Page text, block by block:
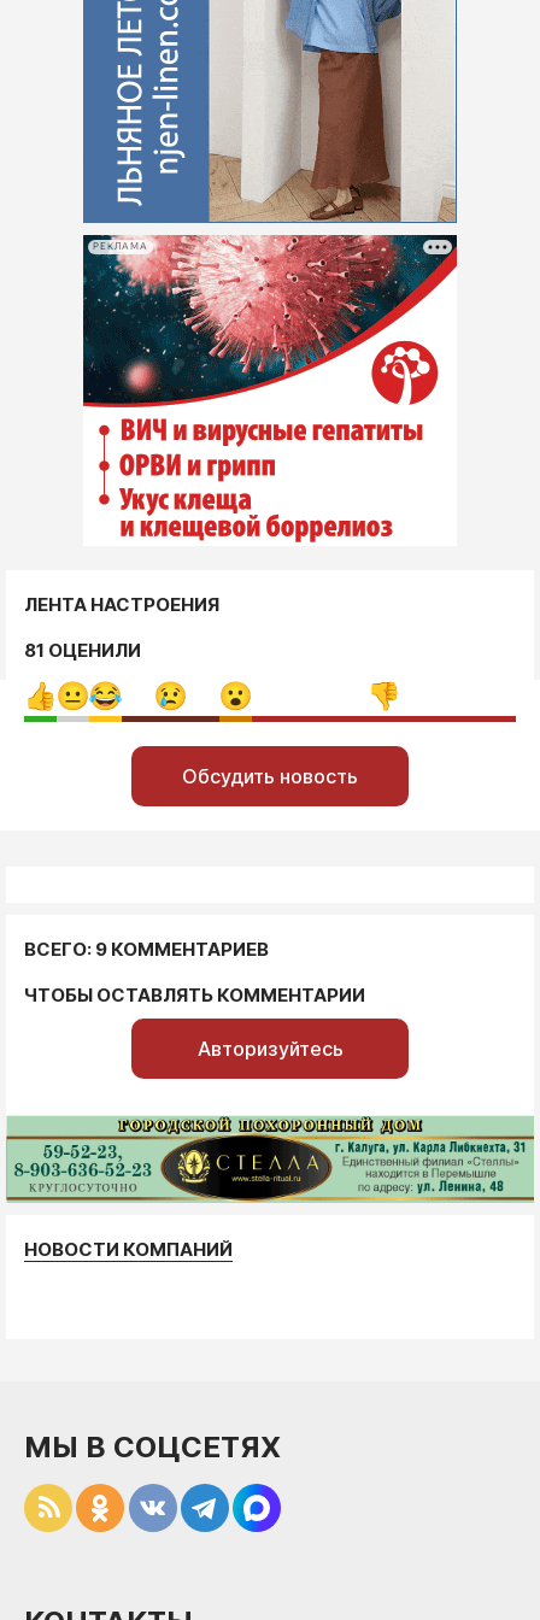
РЕКЛАМА
ЛЕНТА НАСТРОЕНИЯ
81 ОЦЕНИЛИ
Обсудить новость
ВСЕГО: 9 КОММЕНТАРИЕВ
ЧТОБЫ ОСТАВЛЯТЬ КОММЕНТАРИИ
Авторизуйтесь
НОВОСТИ КОМПАНИЙ
МЫ В СОЦСЕТЯХ